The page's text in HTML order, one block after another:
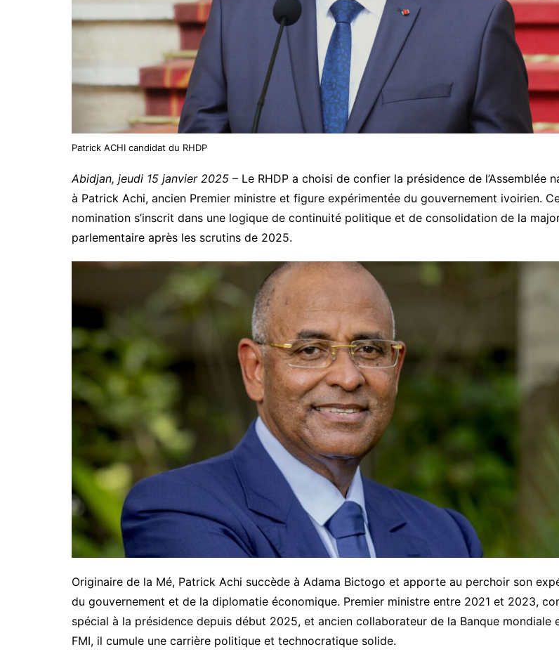
Patrick ACHI candidat du RHDP
Abidjan, jeudi 15 janvier 2025 – Le RHDP a choisi de confier la présidence de l’Assemblée
à Patrick Achi, ancien Premier ministre et figure expérimentée du gouvernement ivoirien.
nomination s’inscrit dans une logique de continuité politique et de consolidation de la
parlementaire après les scrutins de 2025.
Originaire de la Mé, Patrick Achi succède à Adama Bictogo et apporte au perchoir son
du gouvernement et de la diplomatie économique. Premier ministre entre 2021 et 2023,
spécial à la présidence depuis début 2025, et ancien collaborateur de la Banque mondiale
FMI, il cumule une carrière politique et technocratique solide.